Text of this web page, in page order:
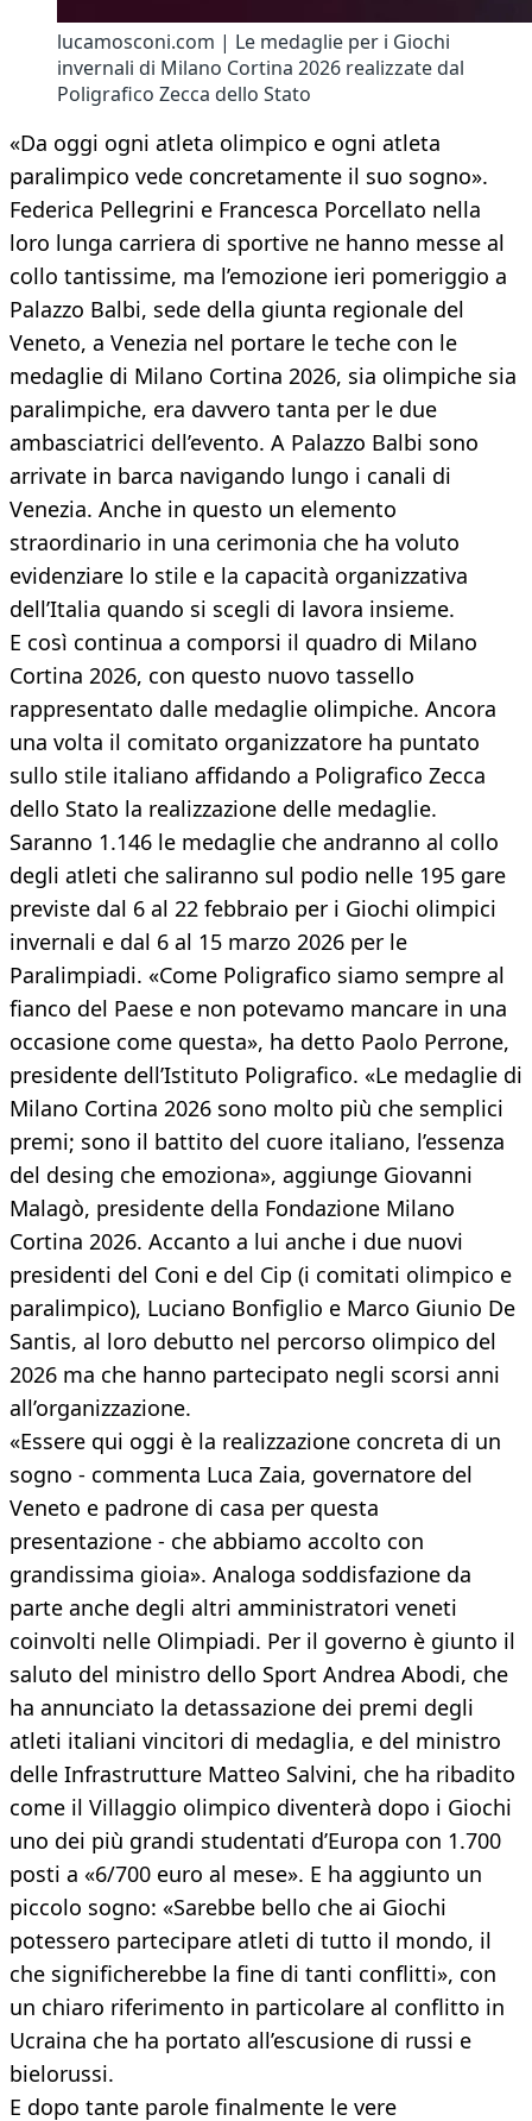
lucamosconi.com | Le medaglie per i Giochi
invernali di Milano Cortina 2026 realizzate dal
Poligrafico Zecca dello Stato
«Da oggi ogni atleta olimpico e ogni atleta
paralimpico vede concretamente il suo sogno».
Federica Pellegrini e Francesca Porcellato nella
loro lunga carriera di sportive ne hanno messe al
collo tantissime, ma l’emozione ieri pomeriggio a
Palazzo Balbi, sede della giunta regionale del
Veneto, a Venezia nel portare le teche con le
medaglie di Milano Cortina 2026, sia olimpiche sia
paralimpiche, era davvero tanta per le due
ambasciatrici dell’evento. A Palazzo Balbi sono
arrivate in barca navigando lungo i canali di
Venezia. Anche in questo un elemento
straordinario in una cerimonia che ha voluto
evidenziare lo stile e la capacità organizzativa
dell’Italia quando si scegli di lavora insieme.
E così continua a comporsi il quadro di Milano
Cortina 2026, con questo nuovo tassello
rappresentato dalle medaglie olimpiche. Ancora
una volta il comitato organizzatore ha puntato
sullo stile italiano affidando a Poligrafico Zecca
dello Stato la realizzazione delle medaglie.
Saranno 1.146 le medaglie che andranno al collo
degli atleti che saliranno sul podio nelle 195 gare
previste dal 6 al 22 febbraio per i Giochi olimpici
invernali e dal 6 al 15 marzo 2026 per le
Paralimpiadi. «Come Poligrafico siamo sempre al
fianco del Paese e non potevamo mancare in una
occasione come questa», ha detto Paolo Perrone,
presidente dell’Istituto Poligrafico. «Le medaglie di
Milano Cortina 2026 sono molto più che semplici
premi; sono il battito del cuore italiano, l’essenza
del desing che emoziona», aggiunge Giovanni
Malagò, presidente della Fondazione Milano
Cortina 2026. Accanto a lui anche i due nuovi
presidenti del Coni e del Cip (i comitati olimpico e
paralimpico), Luciano Bonfiglio e Marco Giunio De
Santis, al loro debutto nel percorso olimpico del
2026 ma che hanno partecipato negli scorsi anni
all’organizzazione.
«Essere qui oggi è la realizzazione concreta di un
sogno - commenta Luca Zaia, governatore del
Veneto e padrone di casa per questa
presentazione - che abbiamo accolto con
grandissima gioia». Analoga soddisfazione da
parte anche degli altri amministratori veneti
coinvolti nelle Olimpiadi. Per il governo è giunto il
saluto del ministro dello Sport Andrea Abodi, che
ha annunciato la detassazione dei premi degli
atleti italiani vincitori di medaglia, e del ministro
delle Infrastrutture Matteo Salvini, che ha ribadito
come il Villaggio olimpico diventerà dopo i Giochi
uno dei più grandi studentati d’Europa con 1.700
posti a «6/700 euro al mese». E ha aggiunto un
piccolo sogno: «Sarebbe bello che ai Giochi
potessero partecipare atleti di tutto il mondo, il
che significherebbe la fine di tanti conflitti», con
un chiaro riferimento in particolare al conflitto in
Ucraina che ha portato all’escusione di russi e
bielorussi.
E dopo tante parole finalmente le vere